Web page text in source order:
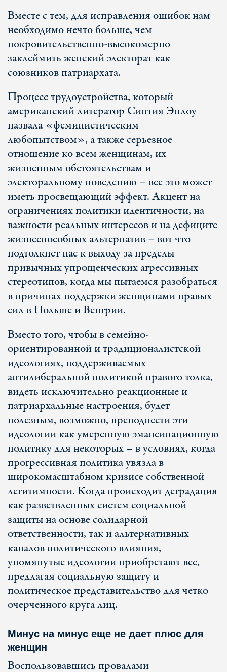
Вместе с тем, для исправления ошибок нам
необходимо нечто больше, чем
покровительственно-высокомерно
заклеймить женский электорат как
союзников патриархата.
Процесс трудоустройства, который
американский литератор Синтия Энлоу
назвала «феминистическим
любопытством», а также серьезное
отношение ко всем женщинам, их
жизненным обстоятельствам и
электоральному поведению – все это может
иметь просвещающий эффект. Акцент на
ограничениях политики идентичности, на
важности реальных интересов и на дефиците
жизнеспособных альтернатив – вот что
подтолкнет нас к выходу за пределы
привычных упрощенческих агрессивных
стереотипов, когда мы пытаемся разобраться
в причинах поддержки женщинами правых
сил в Польше и Венгрии.
Вместо того, чтобы в семейно-
ориентированной и традиционалистской
идеологиях, поддерживаемых
антилиберальной политикой правого толка,
видеть исключительно реакционные и
патриархальные настроения, будет
полезным, возможно, преподнести эти
идеологии как умеренную эмансипационную
политику для некоторых – в условиях, когда
прогрессивная политика увязла в
широкомасштабном кризисе собственной
легитимности. Когда происходит деградация
как разветвленных систем социальной
защиты на основе солидарной
ответственности, так и альтернативных
каналов политического влияния,
упомянутые идеологии приобретают вес,
предлагая социальную защиту и
политическое представительство для четко
очерченного круга лиц.
Минус на минус еще не дает плюс для
женщин
Воспользовавшись провалами